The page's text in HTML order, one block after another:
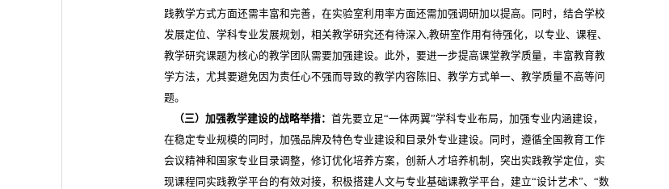
践教学方式方面还需丰富和完善，在实验室利用率方面还需加强调研加以提高。同时，结合学校
发展定位、学科专业发展规划，相关教学研究还有待深入,教研室作用有待强化，以专业、课程、
教学研究课题为核心的教学团队需要加强建设。此外，要进一步提高课堂教学质量，丰富教育教
学方法，尤其要避免因为责任心不强而导致的教学内容陈旧、教学方式单一、教学质量不高等问
题。
（三）加强教学建设的战略举措：首先要立足“一体两翼”学科专业布局，加强专业内涵建设，
在稳定专业规模的同时，加强品牌及特色专业建设和目录外专业建设。同时，遵循全国教育工作
会议精神和国家专业目录调整，修订优化培养方案，创新人才培养机制，突出实践教学定位，实
现课程同实践教学平台的有效对接，积极搭建人文与专业基础课教学平台，建立“设计艺术”、“数